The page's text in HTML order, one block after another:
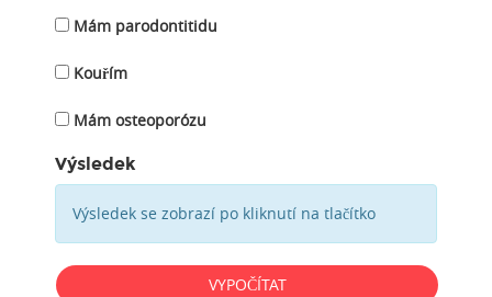
Mám parodontitidu
Kouřím
Mám osteoporózu
Výsledek
Výsledek se zobrazí po kliknutí na tlačítko
VYPOČÍTAT